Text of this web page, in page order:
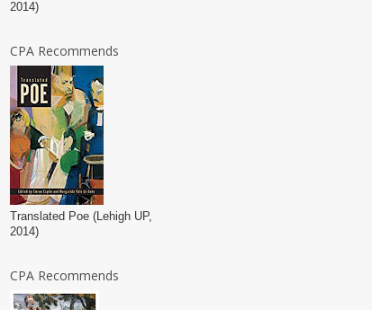
2014)
CPA Recommends
Translated Poe (Lehigh UP,
2014)
CPA Recommends